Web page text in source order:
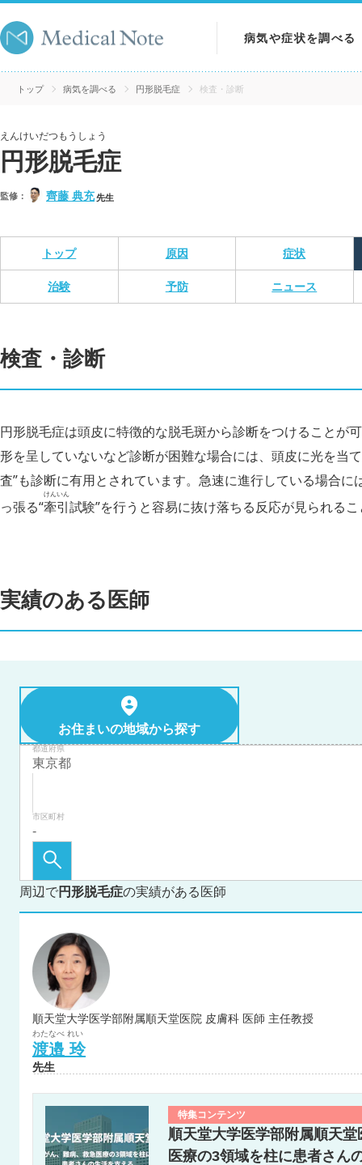
病気や症状を調べる
病気を調べる
トップ 病気を調べる 円形脱毛症 検査・診断
えんけいだつもうしょう
円形脱毛症
監修： 齊藤 典充先生
トップ 原因 症状
治験 予防 ニュース
検査・診断
円形脱毛症は頭皮に特徴的な脱毛斑から診断をつけることが
形を呈していないなど診断が困難な場合には、頭皮に光を当
査”も診断に有用とされています。急速に進行している場合
っ張る“牽引
けんいん
試験”を行うと容易に抜け落ちる反応が見られる
実績のある医師
お住まいの地域から探す
都道府県
市区町村
周辺で円形脱毛症の実績がある医師
順天堂大学医学部附属順天堂医院 皮膚科 医師 主任教授
わたなべ れい
渡邉 玲
先生
特集コンテンツ
順天堂大学医学部附属順天
医療の3領域を柱に患者さん